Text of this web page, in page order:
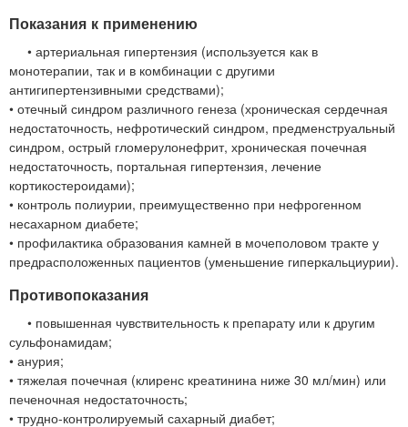
Показания к применению
• артериальная гипертензия (используется как в
монотерапии, так и в комбинации с другими
антигипертензивными средствами);
• отечный синдром различного генеза (хроническая сердечная
недостаточность, нефротический синдром, предменструальный
синдром, острый гломерулонефрит, хроническая почечная
недостаточность, портальная гипертензия, лечение
кортикостероидами);
• контроль полиурии, преимущественно при нефрогенном
несахарном диабете;
• профилактика образования камней в мочеполовом тракте у
предрасположенных пациентов (уменьшение гиперкальциурии).
Противопоказания
• повышенная чувствительность к препарату или к другим
сульфонамидам;
• анурия;
• тяжелая почечная (клиренс креатинина ниже 30 мл/мин) или
печеночная недостаточность;
• трудно-контролируемый сахарный диабет;